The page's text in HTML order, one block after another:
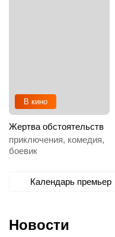
Календарь премьер
В кино
Жертва обстоятельств
приключения, комедия,
боевик
Новости